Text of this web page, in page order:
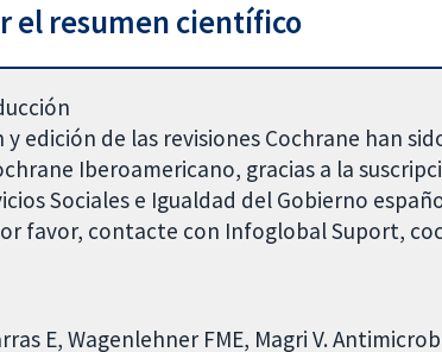
el resumen científico
edición de las revisiones Cochrane han
Iberoamericano, gracias a la
Sociales e Igualdad del Gobierno
favor, contacte con Infoglobal Suport,
E, Wagenlehner FME, Magri V.